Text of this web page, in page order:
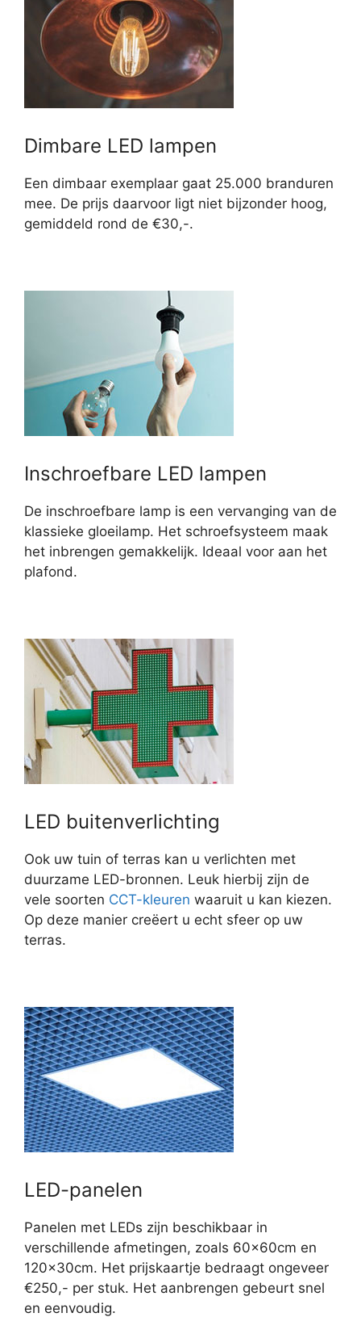
Dimbare LED lampen
Een dimbaar exemplaar gaat 25.000 branduren
mee. De prijs daarvoor ligt niet bijzonder hoog,
gemiddeld rond de €30,-.
Inschroefbare LED lampen
De inschroefbare lamp is een vervanging van de
klassieke gloeilamp. Het schroefsysteem maak
het inbrengen gemakkelijk. Ideaal voor aan het
plafond.
LED buitenverlichting
Ook uw tuin of terras kan u verlichten met
duurzame LED-bronnen. Leuk hierbij zijn de
vele soorten CCT-kleuren waaruit u kan kiezen.
Op deze manier creëert u echt sfeer op uw
terras.
LED-panelen
Panelen met LEDs zijn beschikbaar in
verschillende afmetingen, zoals 60x60cm en
120x30cm. Het prijskaartje bedraagt ongeveer
€250,- per stuk. Het aanbrengen gebeurt snel
en eenvoudig.